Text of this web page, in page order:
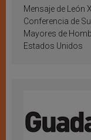
inspiración y
Mensaje de León
Conferencia de
Mayores de
Estados Unidos